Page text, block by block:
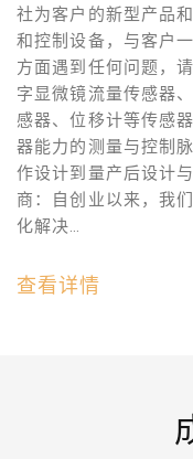
社为客户的新型产品
和控制设备，与客户
方面遇到任何问题，
字显微镜流量传感器
感器、位移计等传感
器能力的测量与控制
作设计到量产后设计
商：自创业以来，我
化解决…
查看详情